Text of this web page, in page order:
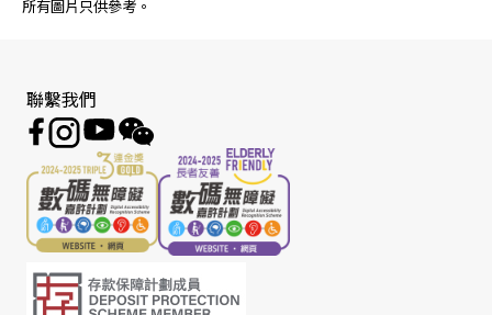
所有圖片只供參考。
聯繫我們